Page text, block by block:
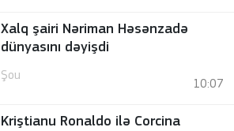
Xalq şairi Nəriman Həsənzadə
dünyasını dəyişdi
Şou
10:07
Kriştianu Ronaldo ilə Corcina